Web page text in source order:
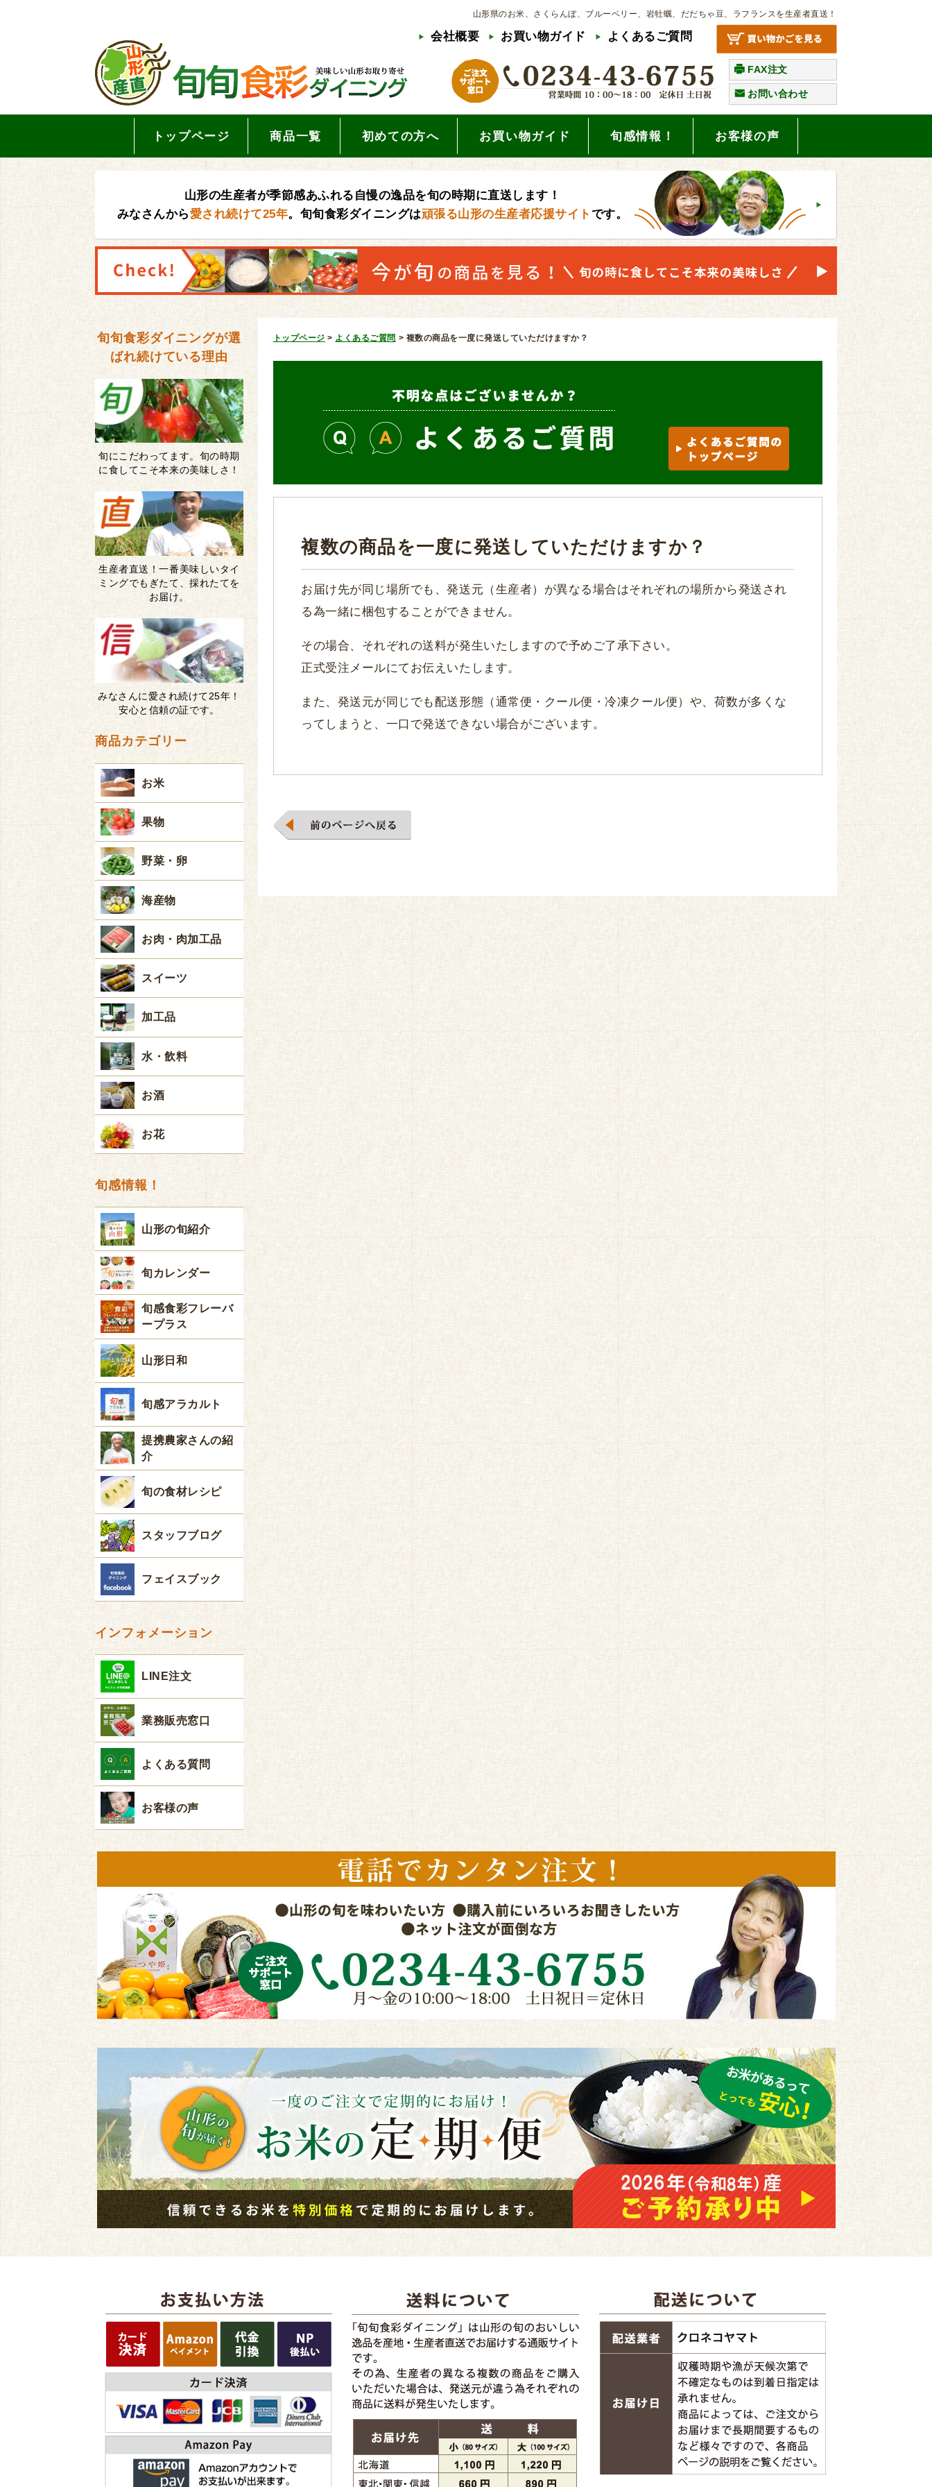
山形県のお米、さくらんぼ、ブルーベリー、岩牡蠣、だだちゃ豆、ラフランスを生産者直送！
会社概要 お買い物ガイド よくあるご質問
FAX注文
お問い合わせ
トップページ 商品一覧 初めての方へ お買い物ガイド 旬感情報！ お客様の声
山形の生産者が季節感あふれる自慢の逸品を旬の時期に直送します！
みなさんから愛され続けて25年。旬旬食彩ダイニングは頑張る山形の生産者応援サイト です。
トップページ > よくあるご質問 > 複数の商品を一度に発送していただけますか？
複数の商品を一度に発送していただけますか？
お届け先が同じ場所でも、発送元（生産者）が異なる場合はそれぞれの場所から発送され
る為一緒に梱包することができません。
その場合、それぞれの送料が発生いたしますので予めご了承下さい。
正式受注メールにてお伝えいたします。
また、発送元が同じでも配送形態（通常便・クール便・冷凍クール便）や、荷数が多くな
ってしまうと、一口で発送できない場合がございます。
旬旬食彩ダイニングが選
ばれ続けている理由
旬にこだわってます。旬の時期
に食してこそ本来の美味しさ！
生産者直送！一番美味しいタイ
ミングでもぎたて、採れたてを
お届け。
みなさんに愛され続けて25年！
安心と信頼の証です。
商品カテゴリー
お米
果物
野菜・卵
海産物
お肉・肉加工品
スイーツ
加工品
水・飲料
お酒
お花
旬感情報！
山形の旬紹介
旬カレンダー
旬感食彩フレーバ
ープラス
山形日和
旬感アラカルト
提携農家さんの紹
介
旬の食材レシピ
スタッフブログ
フェイスブック
インフォメーション
LINE注文
業務販売窓口
よくある質問
お客様の声